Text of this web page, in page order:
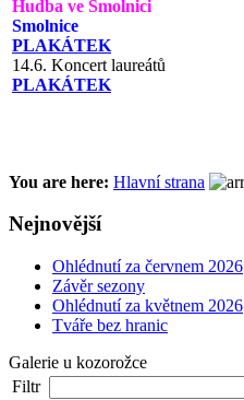
Hudba ve Smolnici
Smolnice
PLAKÁTEK
14.6. Koncert laureátů
PLAKÁTEK
You are here: Hlavní strana
Nejnovější
Ohlédnutí za červnem 2026
Závěr sezony
Ohlédnutí za květnem 2026
Tváře bez hranic
Galerie u kozorožce
Filtr